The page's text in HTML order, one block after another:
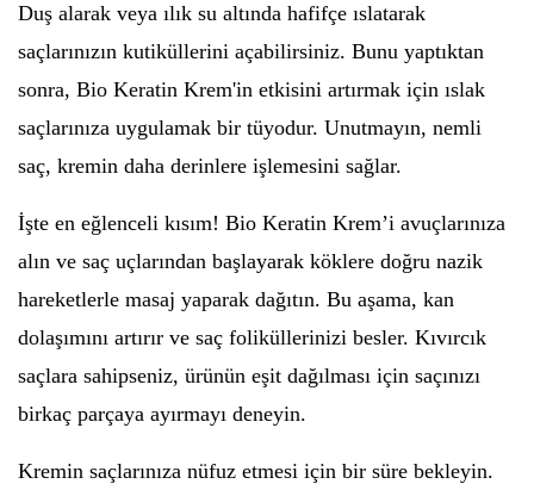
Duş alarak veya ılık su altında hafifçe ıslatarak
saçlarınızın kutiküllerini açabilirsiniz. Bunu yaptıktan
sonra, Bio Keratin Krem'in etkisini artırmak için ıslak
saçlarınıza uygulamak bir tüyodur. Unutmayın, nemli
saç, kremin daha derinlere işlemesini sağlar.
İşte en eğlenceli kısım! Bio Keratin Krem’i avuçlarınıza
alın ve saç uçlarından başlayarak köklere doğru nazik
hareketlerle masaj yaparak dağıtın. Bu aşama, kan
dolaşımını artırır ve saç foliküllerinizi besler. Kıvırcık
saçlara sahipseniz, ürünün eşit dağılması için saçınızı
birkaç parçaya ayırmayı deneyin.
Kremin saçlarınıza nüfuz etmesi için bir süre bekleyin.